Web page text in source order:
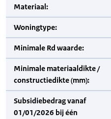
Materiaal:
Woningtype:
Minimale Rd waarde:
Minimale materiaaldikte /
constructiedikte (mm):
Subsidiebedrag vanaf
01/01/2026 bij één